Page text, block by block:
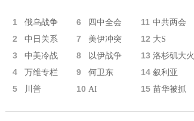
1 俄乌战争 6 四中全会 11 中共两会
2 中日关系 7 美伊冲突 12 大S
3 中美冷战 8 以伊战争 13 洛杉矶大火
4 万维专栏 9 何卫东 14 叙利亚
5 川普 10 AI 15 苗华被抓